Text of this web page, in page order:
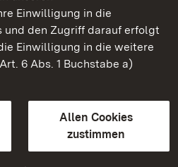
Einwilligung in die
und den Zugriff darauf erfolgt
Einwilligung in die weitere
6 Abs. 1 Buchstabe a)
Allen Cookies
zustimmen
Baden‑Württemberg
Baden-Württemberg
Sprache